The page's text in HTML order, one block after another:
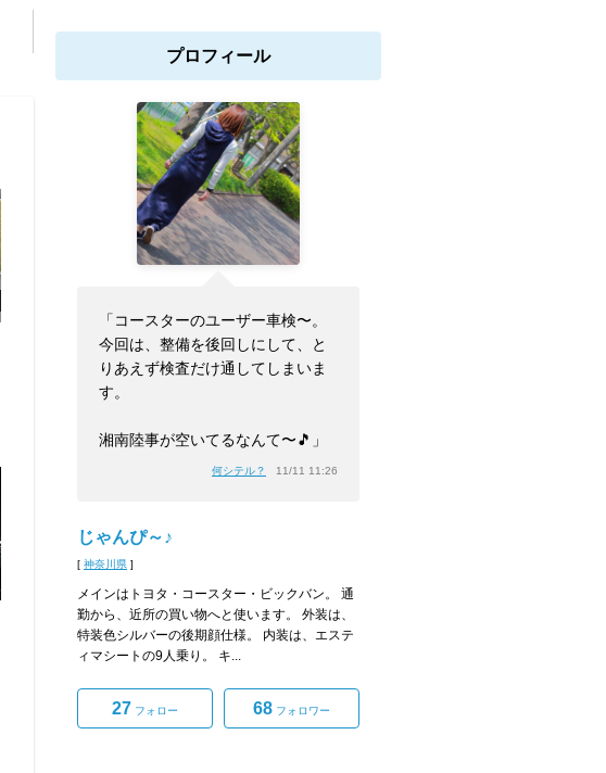
プロフィール
「コースターのユーザー車検〜。
今回は、整備を後回しにして、と
りあえず検査だけ通してしまいま
す。
湘南陸事が空いてるなんて〜🎵」
何シテル？ 11/11 11:26
じゃんぴ～♪
[ 神奈川県 ]
メインはトヨタ・コースター・ビックバン。 通
勤から、近所の買い物へと使います。 外装は、
特装色シルバーの後期顔仕様。 内装は、エステ
ィマシートの9人乗り。 キ...
27 フォロー 68 フォロワー